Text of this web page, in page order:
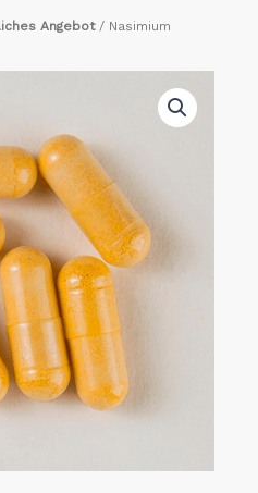
Angebot/ Nasimium